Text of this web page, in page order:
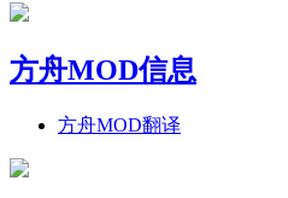
方舟MOD信息
方舟MOD翻译